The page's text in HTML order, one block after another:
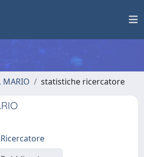
MARIO statistiche ricercatore